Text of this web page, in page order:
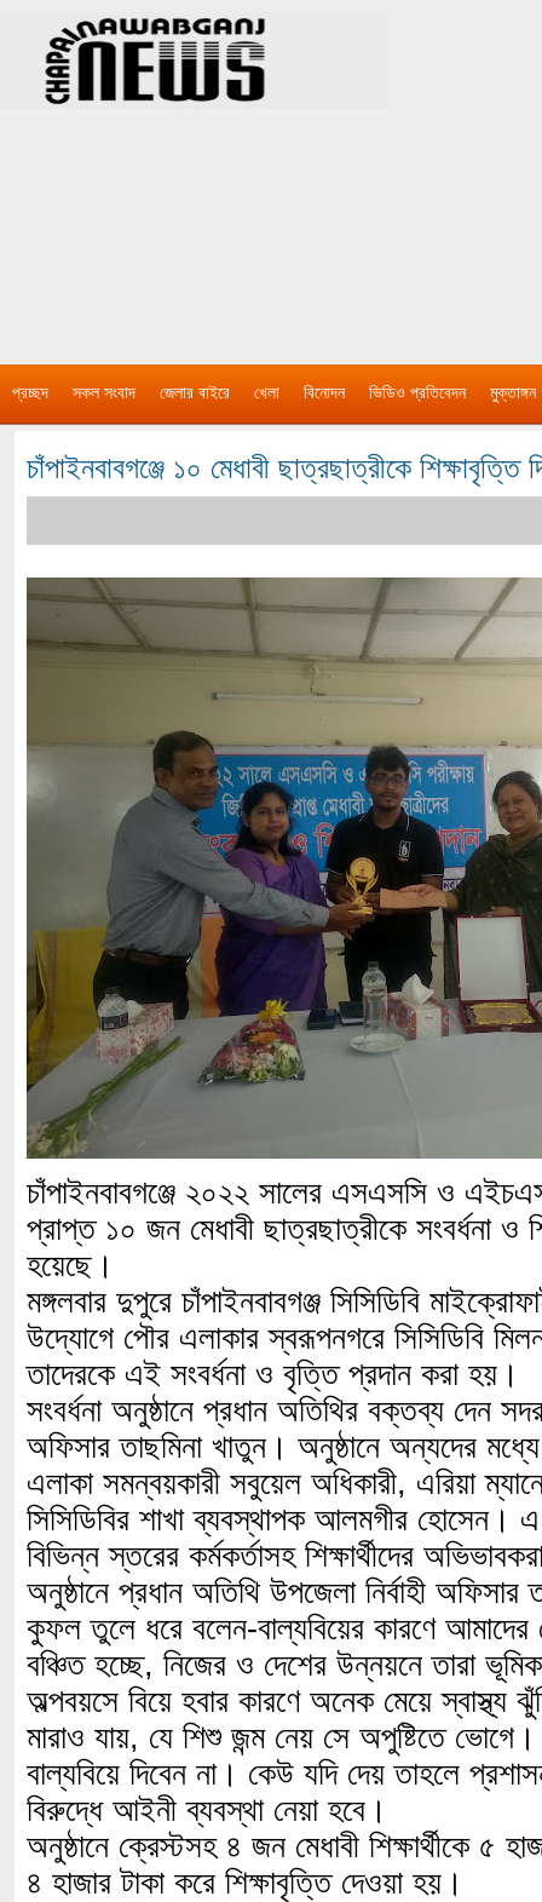
প্রচ্ছদ সকল সংবাদ জেলার বাইরে খেলা বিনোদন ভিডিও প্রতিবেদন মুক্তাঙ্গন
চাঁপাইনবাবগঞ্জে ১০ মেধাবী ছাত্রছাত্রীকে শিক্ষাবৃত্তি
চাঁপাইনবাবগঞ্জে ২০২২ সালের এসএসসি ও
প্রাপ্ত ১০ জন মেধাবী ছাত্রছাত্রীকে সংবর্ধনা ও
হয়েছে।
মঙ্গলবার দুপুরে চাঁপাইনবাবগঞ্জ সিসিডিবি
উদ্যোগে পৌর এলাকার স্বরূপনগরে সিসিডিবি
তাদেরকে এই সংবর্ধনা ও বৃত্তি প্রদান করা হয়।
সংবর্ধনা অনুষ্ঠানে প্রধান অতিথির বক্তব্য দেন সদর
অফিসার তাছমিনা খাতুন। অনুষ্ঠানে অন্যদের
এলাকা সমন্বয়কারী সবুয়েল অধিকারী, এরিয়া
সিসিডিবির শাখা ব্যবস্থাপক আলমগীর হোসেন। এ
বিভিন্ন স্তরের কর্মকর্তাসহ শিক্ষার্থীদের
অনুষ্ঠানে প্রধান অতিথি উপজেলা নির্বাহী অফিসার
কুফল তুলে ধরে বলেন-বাল্যবিয়ের কারণে আমাদের
বঞ্চিত হচ্ছে, নিজের ও দেশের উন্নয়নে তারা
অল্পবয়সে বিয়ে হবার কারণে অনেক মেয়ে
মারাও যায়, যে শিশু জন্ম নেয় সে অপুষ্টিতে
বাল্যবিয়ে দিবেন না। কেউ যদি দেয় তাহলে
বিরুদ্ধে আইনী ব্যবস্থা নেয়া হবে।
অনুষ্ঠানে ক্রেস্টসহ ৪ জন মেধাবী শিক্ষার্থীকে ৫
৪ হাজার টাকা করে শিক্ষাবৃত্তি দেওয়া হয়।